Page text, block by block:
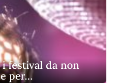
festival da non
per…